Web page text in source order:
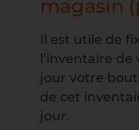
magasin
Il est utile de
l’inventaire
jour votre
de cet
jour.